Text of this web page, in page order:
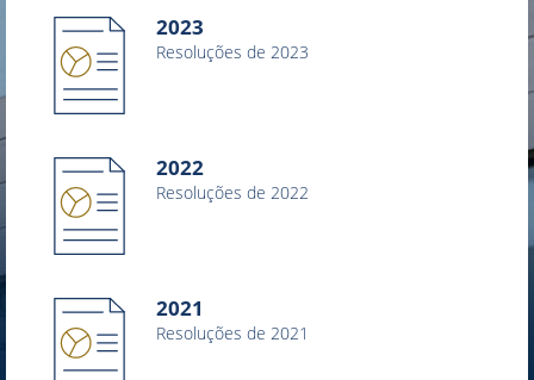
2023
Resoluções de 2023
2022
Resoluções de 2022
2021
Resoluções de 2021